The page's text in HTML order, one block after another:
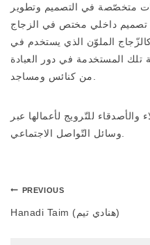
متخصّصة في التصميم وتطوير
تصميم داخلي مختص في الزجاج
الملوّن الذي يستخدم في
تلك المستخدمة في دور العبادة
للتّرويج لأعمالها عبر
PREVIOUS
Hanadi Taim (هنادي تيم)